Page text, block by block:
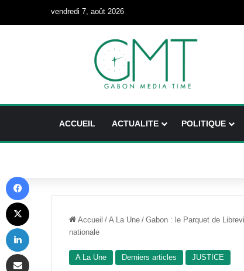
vendredi 7, août 2026
ACCUEIL ACTUALITE POLITIQUE
Accueil / A La Une / Gabon : le Parquet de
nationale
A La Une Derniers articles JUSTICE